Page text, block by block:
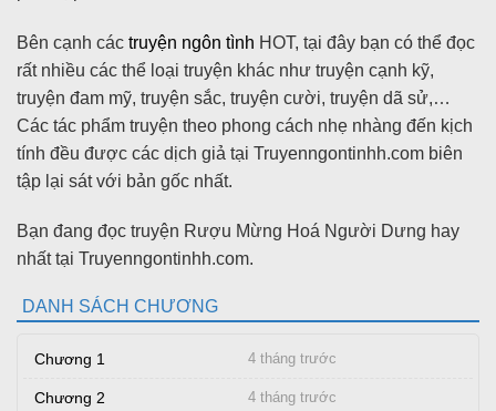
Bên cạnh các truyện ngôn tình HOT, tại đây bạn có thể đọc
rất nhiều các thể loại truyện khác như truyện cạnh kỹ,
truyện đam mỹ, truyện sắc, truyện cười, truyện dã sử,…
Các tác phẩm truyện theo phong cách nhẹ nhàng đến kịch
tính đều được các dịch giả tại Truyenngontinhh.com biên
tập lại sát với bản gốc nhất.
Bạn đang đọc truyện Rượu Mừng Hoá Người Dưng hay
nhất tại Truyenngontinhh.com.
DANH SÁCH CHƯƠNG
Chương 1 4 tháng trước
Chương 2 4 tháng trước